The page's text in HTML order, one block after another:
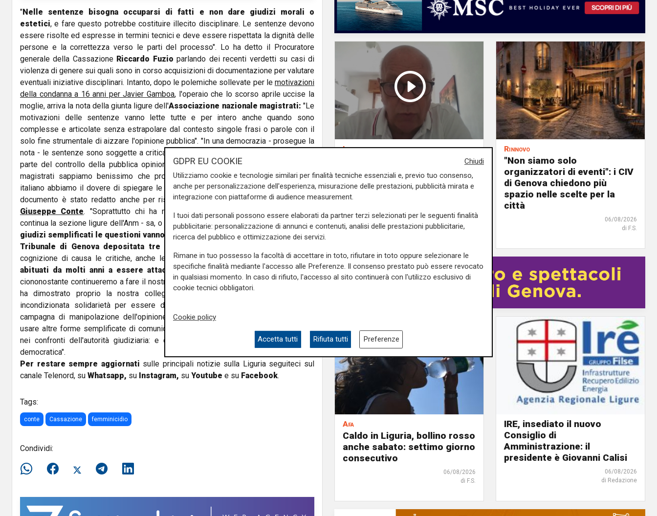
"Nelle sentenze bisogna occuparsi di fatti e non dare giudizi morali o
estetici, e fare questo potrebbe costituire illecito disciplinare. Le sentenze devono
essere risolte ed espresse in termini tecnici e deve essere rispettata la dignità delle
persone e la correttezza verso le parti del processo". Lo ha detto il Procuratore
generale della Cassazione Riccardo Fuzio parlando dei recenti verdetti su casi di
violenza di genere sui quali sono in corso acquisizioni di documentazione per valutare
eventuali iniziative disciplinari. Intanto, dopo le polemiche sollevate per le motivazioni
della condanna a 16 anni per Javier Gamboa, l'operaio che lo scorso aprile uccise la
moglie, arriva la nota della giunta ligure dell'Associazione nazionale magistrati:"Le
motivazioni delle sentenze vanno lette tutte e per intero anche quando sono
complesse e articolate senza estrapolare dal contesto singole frasi o parole con il
solo fine strumentale di aizzare l'opinione pubblica". "In una democrazia - prosegue la
nota - le sentenze sono soggette a critica così come le leggi e gli atti di governo: fa
parte del controllo della pubblica opinione a cui ogni istituzione è soggetta. E noi
magistrati sappiamo benissimo che pronunciando sentenze in nome del popolo
italiano abbiamo il dovere di spiegare le ragioni per cui si prendono le decisioni". Il
documento è stato redatto anche per rispondere alledichiarazioni del premier
Giuseppe Conte. "Soprattutto chi ha responsabilità istituzionali e di governo -
continua la sezione ligure dell'Anm - sa, o dovrebbe sapere, cheprima di esprimere
giudizi semplificati le questioni vanno approfondite leggendo la sentenza del
Tribunale di Genova depositata tre mesi fa
cognizione di causa le critiche, anche le più dure". "Come magistrati siamo ormai
abituati da molti anni a essere attaccati per le decisioni che prendiamo:
ciononostante continueremo a fare il nostro lavoro con la dignità e l'indipendenza che
ha dimostrato proprio la nostra collegaSilvia Carpanini, a cui va la nostra
incondizionata solidarietà per essere diventata un altro bersaglio, utile per una
campagna di manipolazione dell'opinione pubblica. Parlare di
usare altre forme semplificate di comunicazione serve solo a alimentare la sfiducia
nei confronti dell'autorità giudiziaria: e ciò non fa bene al Paese e alla società
democratica".
Per restare sempre aggiornati sulle principali notizie sulla Liguria seguiteci sul
canale Telenord, su Whatsapp, su Instagram, su Youtube e su Facebook.
Tags:
conte Cassazione femminicidio
Condividi:
La posizione
subappalto Amt: la situazione
secondo il vicepresidente
Anav
Rinnovo
"Non siamo solo
organizzatori di eventi": i CIV
di Genova chiedono più
spazio nelle scelte per la
città
06/08/2026
di F.S.
Afa
Caldo in Liguria, bollino rosso
anche sabato: settimo giorno
consecutivo
06/08/2026
di F.S.
IRE, insediato il nuovo
Consiglio di
Amministrazione: il
presidente è Giovanni Calisi
06/08/2026
di Redazione
Chiudi
GDPR EU COOKIE
Utilizziamo cookie e tecnologie similari per finalità tecniche essenziali e, previo tuo consenso,
anche per personalizzazione dell'esperienza, misurazione delle prestazioni, pubblicità mirata e
integrazione con piattaforme di audience measurement.
I tuoi dati personali possono essere elaborati da partner terzi selezionati per le seguenti finalità
pubblicitarie: personalizzazione di annunci e contenuti, analisi delle prestazioni pubblicitarie,
ricerca del pubblico e ottimizzazione dei servizi.
Rimane in tuo possesso la facoltà di accettare in toto, rifiutare in toto oppure selezionare le
specifiche finalità mediante l'accesso alle Preferenze. Il consenso prestato può essere revocato
in qualsiasi momento. In caso di rifiuto, l'accesso al sito continuerà con l'utilizzo esclusivo di
cookie tecnici obbligatori.
Cookie policy
Accetta tutti Rifiuta tutti Preferenze